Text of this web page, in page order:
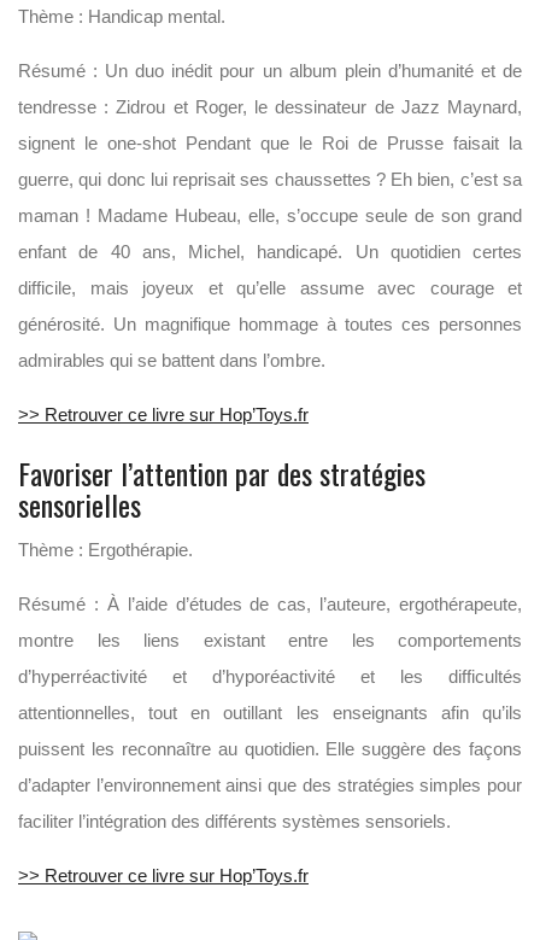
Thème : Handicap mental.
Résumé : Un duo inédit pour un album plein d’humanité et de
tendresse : Zidrou et Roger, le dessinateur de Jazz Maynard,
signent le one-shot Pendant que le Roi de Prusse faisait la
guerre, qui donc lui reprisait ses chaussettes ? Eh bien, c’est sa
maman ! Madame Hubeau, elle, s’occupe seule de son grand
enfant de 40 ans, Michel, handicapé. Un quotidien certes
difficile, mais joyeux et qu’elle assume avec courage et
générosité. Un magnifique hommage à toutes ces personnes
admirables qui se battent dans l’ombre.
>> Retrouver ce livre sur Hop’Toys.fr
Favoriser l’attention par des stratégies
sensorielles
Thème : Ergothérapie.
Résumé : À l’aide d’études de cas, l’auteure, ergothérapeute,
montre les liens existant entre les comportements
d’hyperréactivité et d’hyporéactivité et les difficultés
attentionnelles, tout en outillant les enseignants afin qu’ils
puissent les reconnaître au quotidien. Elle suggère des façons
d’adapter l’environnement ainsi que des stratégies simples pour
faciliter l’intégration des différents systèmes sensoriels.
>> Retrouver ce livre sur Hop’Toys.fr